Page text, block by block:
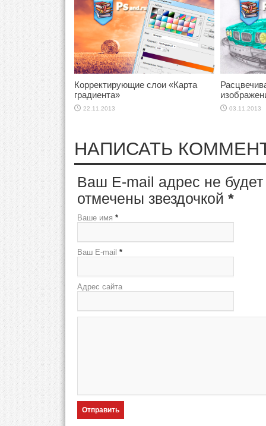
Корректирующие слои «Карта
градиента»
22.11.2013 03.11.2013
НАПИСАТЬ
Ваш E-mail адрес не
отмечены звездочкой *
Ваше имя *
Ваш E-mail *
Адрес сайта